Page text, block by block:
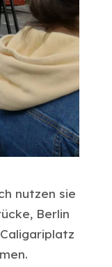
nutzen sie
Berlin